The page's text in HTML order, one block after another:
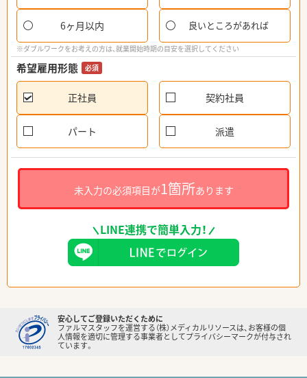
6ヶ月以内 良いところがあれば
※ダブルワークをお考えの方は、就業開始時期の目安を選択してください
希望雇用形態 必須
正社員 契約社員
パート 派遣
未入力の必須項目が1箇所あります
LINE連携で簡単入力！
安心してご登録いただくために
ファルマスタッフを運営する（株）メディカルリソースは、お客様の個
人情報を適切に管理する事業者としてプライバシーマークが付与され
ています。